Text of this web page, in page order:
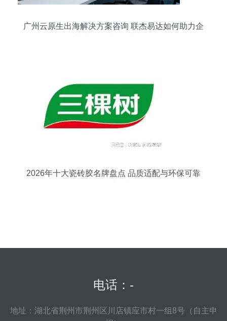
广州云原生出海解决方案咨询 联杰易达如何助力企
2026年十大瓷砖胶名牌盘点 品质适配与环保可靠
电话：-
地址：湖北省荆州市荆州区川店镇应市村一组8号（自主申